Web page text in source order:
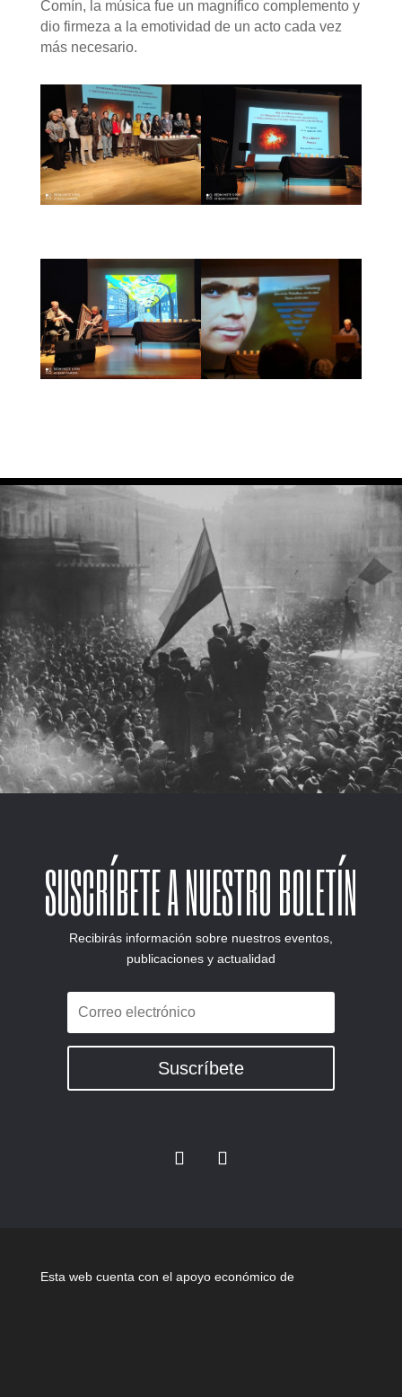
Comín, la música fue un magnífico complemento y
dio firmeza a la emotividad de un acto cada vez
más necesario.
SUSCRÍBETE A NUESTRO BOLETÍN
Recibirás información sobre nuestros eventos,
publicaciones y actualidad
Suscríbete
Esta web cuenta con el apoyo económico de